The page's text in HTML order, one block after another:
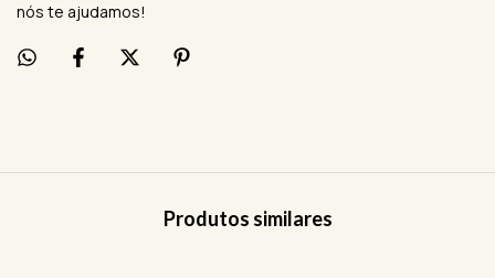
nós te ajudamos!
Produtos similares